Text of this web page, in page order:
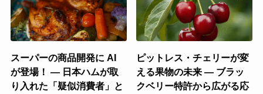
スーパーの商品開発に AI
が登場！ ― 日本ハムが取
り入れた「疑似消費者」と
ピットレス・チェリーが変
える果物の未来 ― ブラッ
クベリー特許から広がる応